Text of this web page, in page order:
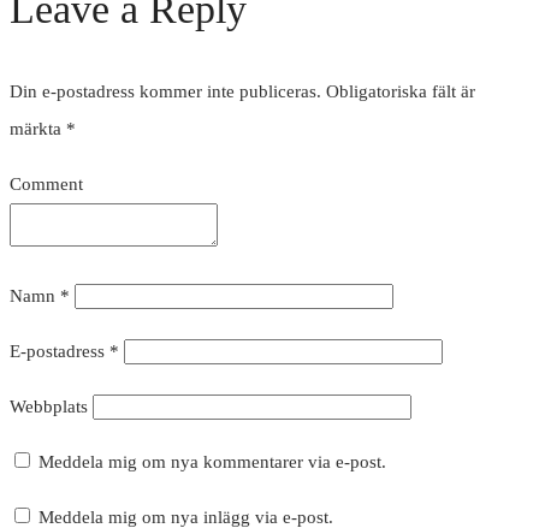
Din e-postadress kommer inte publiceras. Obligatoriska fält är
märkta *
Comment
Namn *
E-postadress *
Webbplats
Meddela mig om nya kommentarer via e-post.
Meddela mig om nya inlägg via e-post.